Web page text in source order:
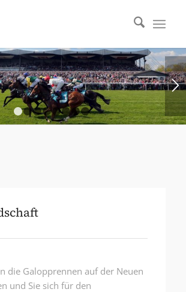
1 2 3 4 5 6 7 8
die Galopprennen auf der Neuen
und Sie sich für den